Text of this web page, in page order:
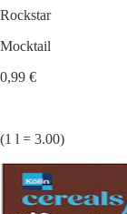
Rockstar
Mocktail
0,99 €
(1 l = 3.00)